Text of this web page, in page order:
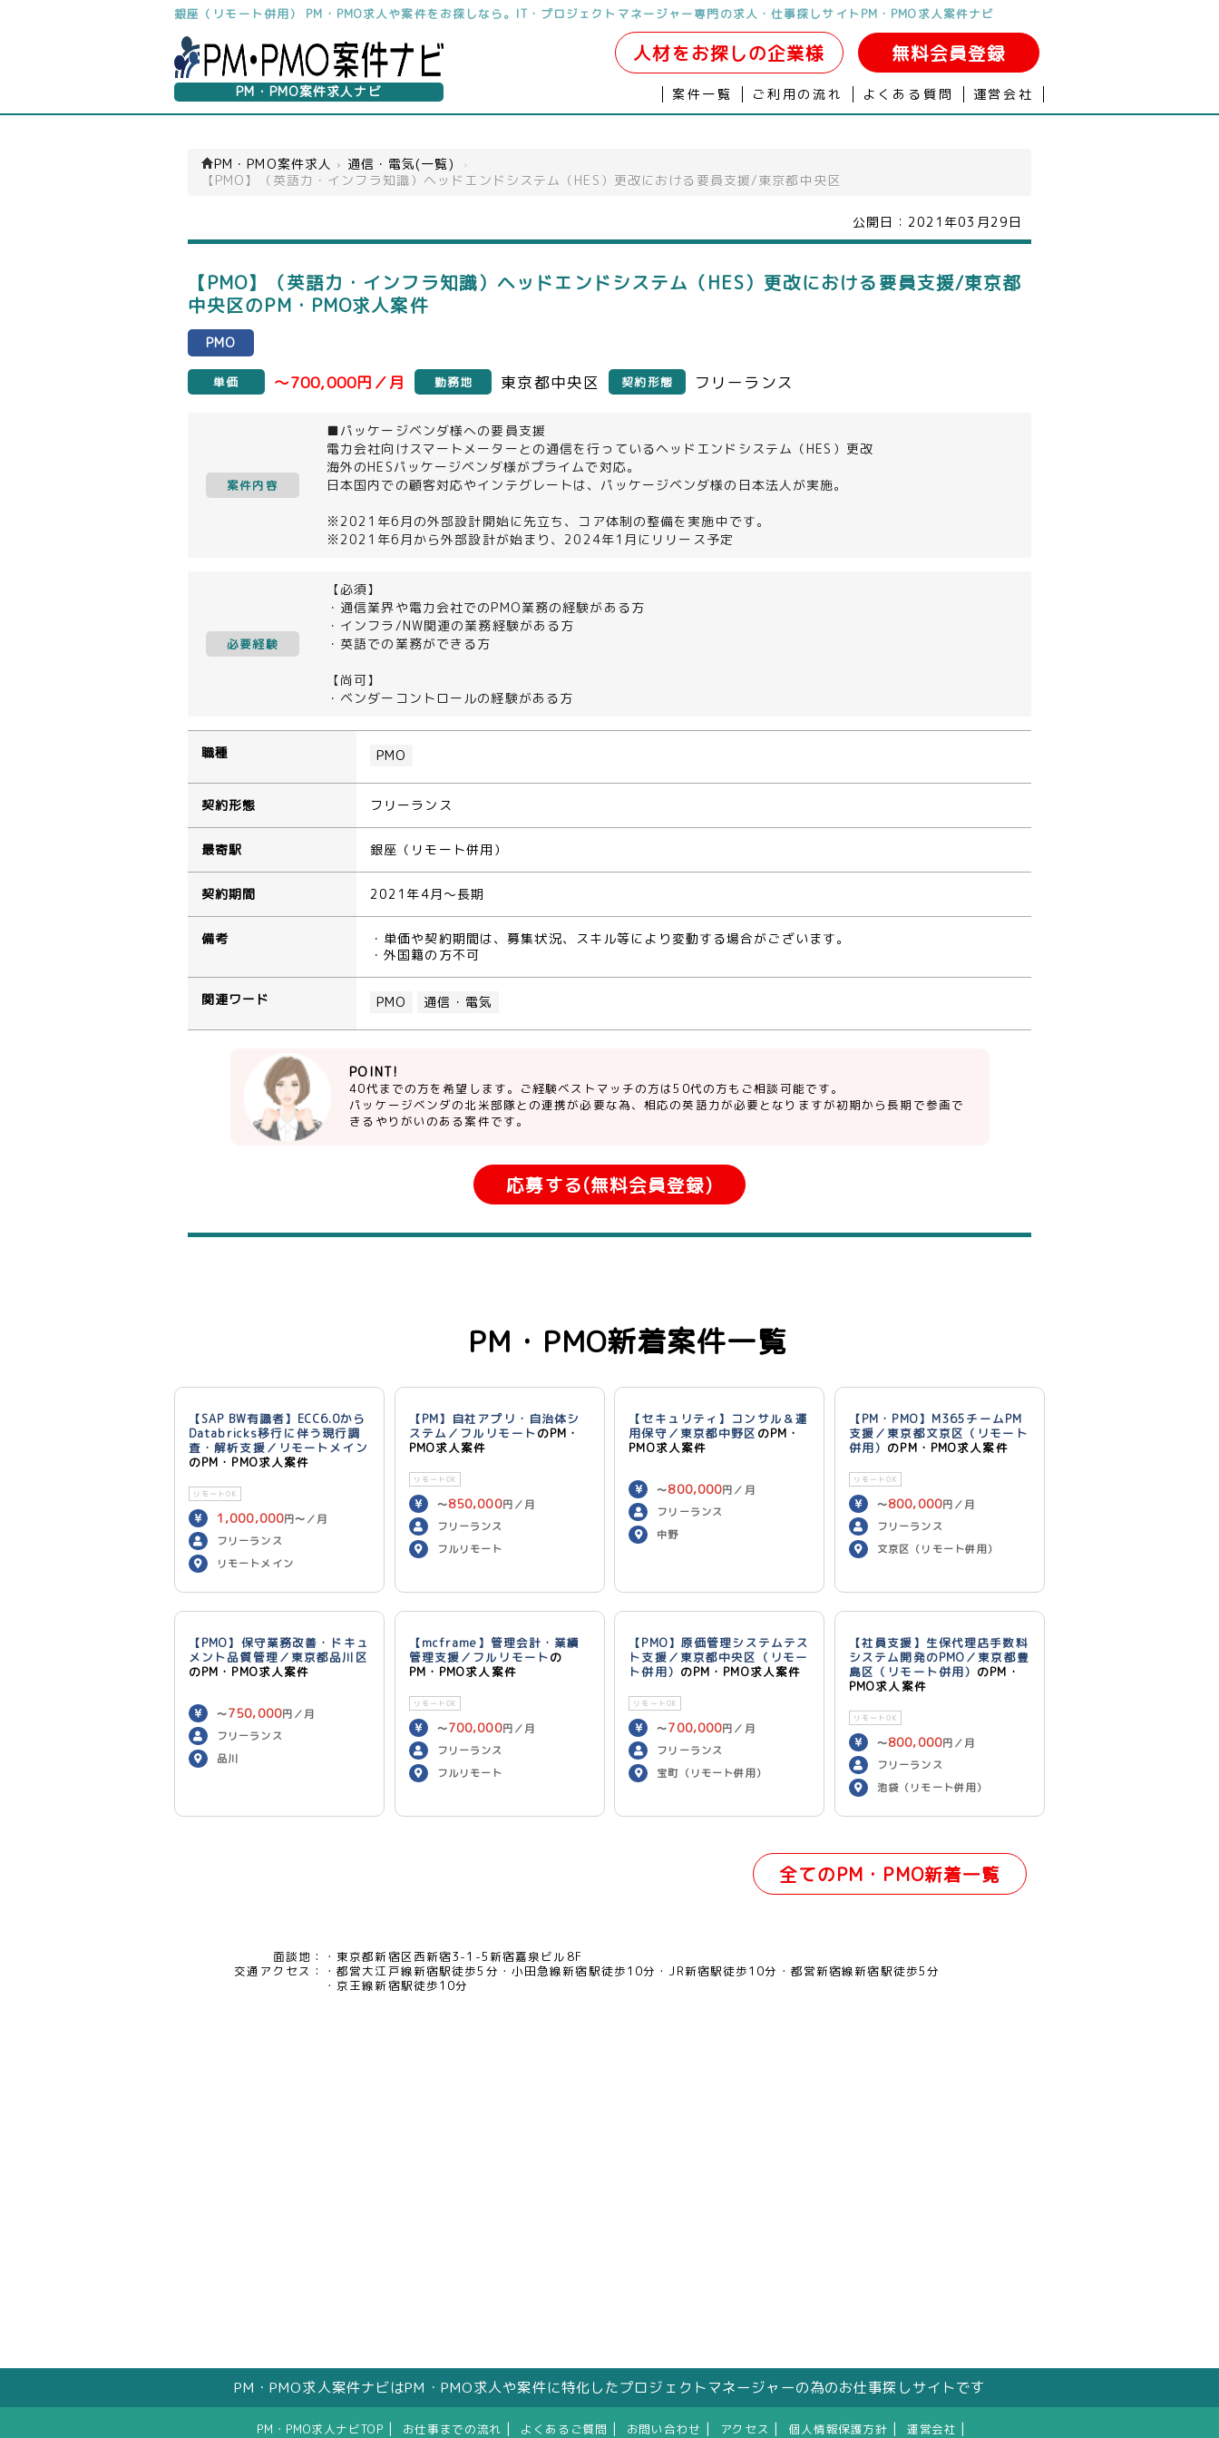
銀座（リモート併用） PM・PMO求人や案件をお探しなら。IT・プロジェクトマネージャー専門の求人・仕事探しサイトPM・PMO求人案件ナビ
PM・PMO案件求人ナビ
人材をお探しの企業様 無料会員登録
案件一覧 ご利用の流れ よくある質問 運営会社
PM・PMO案件求人 › 通信・電気(一覧)
›
【PMO】（英語力・インフラ知識）ヘッドエンドシステム（HES）更改における要員支援/東京都中央区
公開日： 2021年03月29日
【PMO】（英語力・インフラ知識）ヘッドエンドシステム（HES）更改における要員支援/東京都
中央区のPM・PMO求人案件
PMO
単価 ～700,000円／月 勤務地 東京都中央区 契約形態 フリーランス
案件内容
■パッケージベンダ様への要員支援
電力会社向けスマートメーターとの通信を行っているヘッドエンドシステム（HES）更改
海外のHESパッケージベンダ様がプライムで対応。
日本国内での顧客対応やインテグレートは、パッケージベンダ様の日本法人が実施。
※2021年6月の外部設計開始に先立ち、コア体制の整備を実施中です。
※2021年6月から外部設計が始まり、2024年1月にリリース予定
必要経験
【必須】
・通信業界や電力会社でのPMO業務の経験がある方
・インフラ/NW関連の業務経験がある方
・英語での業務ができる方
【尚可】
・ベンダーコントロールの経験がある方
職種 PMO
契約形態 フリーランス
最寄駅 銀座（リモート併用）
契約期間 2021年4月～長期
備考
・単価や契約期間は、募集状況、スキル等により変動する場合がございます。
・外国籍の方不可
関連ワード PMO 通信・電気
POINT!
40代までの方を希望します。ご経験ベストマッチの方は50代の方もご相談可能です。
パッケージベンダの北米部隊との連携が必要な為、相応の英語力が必要となりますが初期から長期で参画で
きるやりがいのある案件です。
応募する(無料会員登録)
PM・PMO新着案件一覧
【SAP BW有識者】ECC6.0から
Databricks移行に伴う現行調
査・解析支援／リモートメイン
のPM・PMO求人案件
リモートOK
1,000,000円〜／月
フリーランス
リモートメイン
【PM】自社アプリ・自治体シ
ステム／フルリモートのPM・
PMO求人案件
リモートOK
〜850,000円／月
フリーランス
フルリモート
【セキュリティ】コンサル＆運
用保守／東京都中野区 のPM・
PMO求人案件
〜800,000円／月
フリーランス
中野
【PM・PMO】M365チームPM
支援／東京都文京区（リモート
併用） のPM・PMO求人案件
リモートOK
〜800,000円／月
フリーランス
文京区（リモート併用）
【PMO】保守業務改善・ドキュ
メント品質管理／東京都品川区
のPM・PMO求人案件
〜750,000円／月
フリーランス
品川
【mcframe】管理会計・業績
管理支援／フルリモートの
PM・PMO求人案件
リモートOK
〜700,000円／月
フリーランス
フルリモート
【PMO】原価管理システムテス
ト支援／東京都中央区（リモー
ト併用） のPM・PMO求人案件
リモートOK
〜700,000円／月
フリーランス
宝町（リモート併用）
【社員支援】生保代理店手数料
システム開発のPMO／東京都豊
島区（リモート併用） のPM・
PMO求人案件
リモートOK
〜800,000円／月
フリーランス
池袋（リモート併用）
全てのPM・PMO新着一覧
面談地：
東京都新宿区西新宿3-1-5新宿嘉泉ビル8F
交通アクセス：
都営大江戸線新宿駅徒歩5分 小田急線新宿駅徒歩10分 JR新宿駅徒歩10分
都営新宿線新宿駅徒歩5分
京王線新宿駅徒歩10分
PM・PMO求人案件ナビはPM・PMO求人や案件に特化したプロジェクトマネージャーの為のお仕事探しサイトです
PM・PMO求人ナビTOP お仕事までの流れ よくあるご質問 お問い合わせ アクセス 個人情報保護方針 運営会社